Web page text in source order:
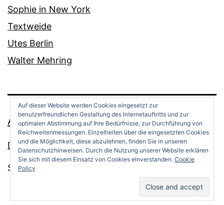
Sophie in New York
Textweide
Utes Berlin
Walter Mehring
ANDREAS OPPERMANN
Datenschutz
Stolz präsentiert von
Auf dieser Website werden Cookies eingesetzt zur
benutzerfreundlichen Gestaltung des Internetauftritts und zur
optimalen Abstimmung auf Ihre Bedürfnisse, zur Durchführung von
Reichweitenmessungen. Einzelheiten über die eingesetzten Cookies
und die Möglichkeit, diese abzulehnen, finden Sie in unseren
Datenschutzhinweisen. Durch die Nutzung unserer Website erklären
Sie sich mit diesem Einsatz von Cookies einverstanden. Cookie
Policy